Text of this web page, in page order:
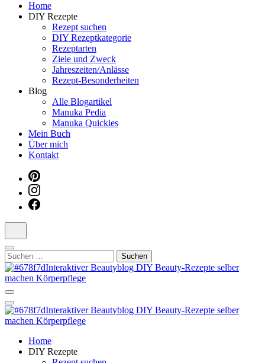
Manuka Magic – Natürlich schön:
Dein interaktiver DIY Beautyblog
Dein persönlicher interaktiver DIY Beautyblog
Home
DIY Rezepte
Rezept suchen
DIY Rezeptkategorie
Rezeptarten
Ziele und Zweck
Jahreszeiten/Anlässe
Rezept-Besonderheiten
Blog
Alle Blogartikel
Manuka Pedia
Manuka Quickies
Mein Buch
Über mich
Kontakt
Suchen
nach:
Manuka Magic – Natürlich schön:
Dein interaktiver DIY Beautyblog
Manuka Magic – Natürlich schön:
Dein persönlicher interaktiver DIY Beautyblog
Home
DIY Rezepte